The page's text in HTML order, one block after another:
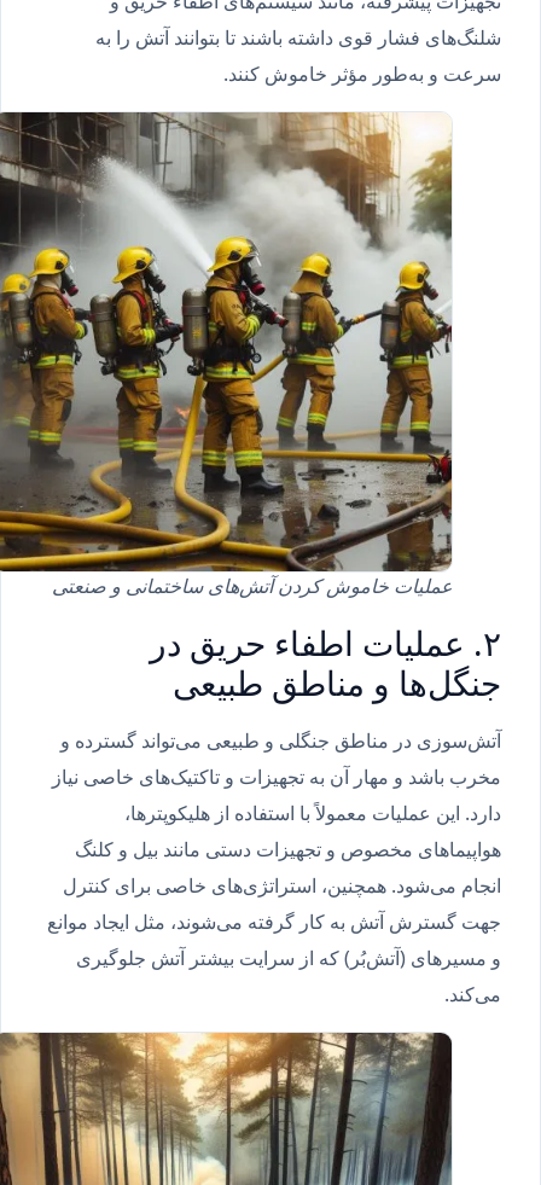
شلنگ‌های فشار قوی داشته باشند تا بتوانند آتش را به
سرعت و به‌طور مؤثر خاموش کنند.
عملیات خاموش کردن آتش‌های ساختمانی و صنعتی
۲. عملیات اطفاء حریق در
جنگل‌ها و مناطق طبیعی
آتش‌سوزی در مناطق جنگلی و طبیعی می‌تواند گسترده و
مخرب باشد و مهار آن به تجهیزات و تاکتیک‌های خاصی نیاز
دارد. این عملیات معمولاً با استفاده از هلیکوپترها،
هواپیماهای مخصوص و تجهیزات دستی مانند بیل و کلنگ
انجام می‌شود. همچنین، استراتژی‌های خاصی برای کنترل
جهت گسترش آتش به کار گرفته می‌شوند، مثل ایجاد موانع
و مسیرهای (آتش‌بُر) که از سرایت بیشتر آتش جلوگیری
می‌کند.